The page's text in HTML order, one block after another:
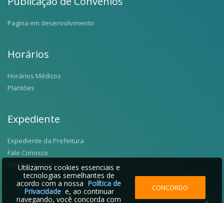
Pagina em desenvolvimento
Horários
Horários Médicos
Plantões
Expediente
Expediente da Prefeitura
Fale Conosco
Telefones Úteis
Utilizamos cookies essenciais e
tecnologias semelhantes de
acordo com a nossa Política de
Privacidadee, ao continuar
navegando, você concorda com
CONCORDO